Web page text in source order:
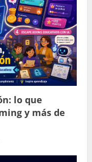
lo que
y más de